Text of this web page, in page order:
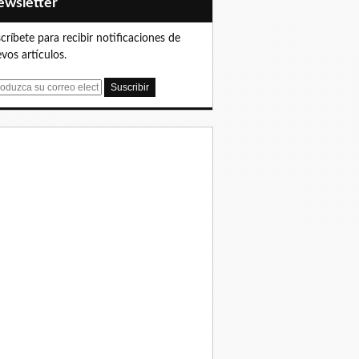
para recibir notificaciones de
artículos.